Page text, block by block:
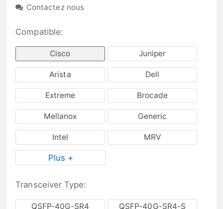
Contactez nous
Compatible:
Cisco Juniper
Arista Dell
Extreme Brocade
Mellanox Generic
Intel MRV
Plus +
Transceiver Type:
QSFP-40G-SR4 QSFP-40G-SR4-S